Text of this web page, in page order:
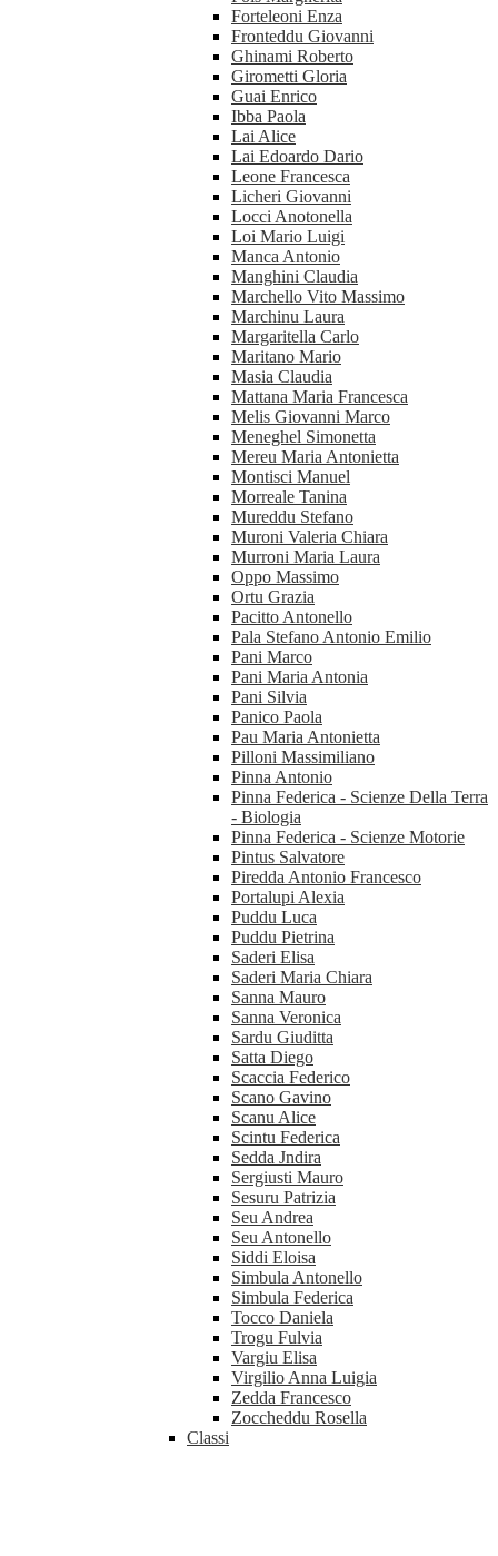
Forteleoni Enza
Fronteddu Giovanni
Ghinami Roberto
Girometti Gloria
Guai Enrico
Ibba Paola
Lai Alice
Lai Edoardo Dario
Leone Francesca
Licheri Giovanni
Locci Anotonella
Loi Mario Luigi
Manca Antonio
Manghini Claudia
Marchello Vito Massimo
Marchinu Laura
Margaritella Carlo
Maritano Mario
Masia Claudia
Mattana Maria Francesca
Melis Giovanni Marco
Meneghel Simonetta
Mereu Maria Antonietta
Montisci Manuel
Morreale Tanina
Mureddu Stefano
Muroni Valeria Chiara
Murroni Maria Laura
Oppo Massimo
Ortu Grazia
Pacitto Antonello
Pala Stefano Antonio Emilio
Pani Marco
Pani Maria Antonia
Pani Silvia
Panico Paola
Pau Maria Antonietta
Pilloni Massimiliano
Pinna Antonio
Pinna Federica - Scienze Della Terra
- Biologia
Pinna Federica - Scienze Motorie
Pintus Salvatore
Piredda Antonio Francesco
Portalupi Alexia
Puddu Luca
Puddu Pietrina
Saderi Elisa
Saderi Maria Chiara
Sanna Mauro
Sanna Veronica
Sardu Giuditta
Satta Diego
Scaccia Federico
Scano Gavino
Scanu Alice
Scintu Federica
Sedda Jndira
Sergiusti Mauro
Sesuru Patrizia
Seu Andrea
Seu Antonello
Siddi Eloisa
Simbula Antonello
Simbula Federica
Tocco Daniela
Trogu Fulvia
Vargiu Elisa
Virgilio Anna Luigia
Zedda Francesco
Zoccheddu Rosella
Classi